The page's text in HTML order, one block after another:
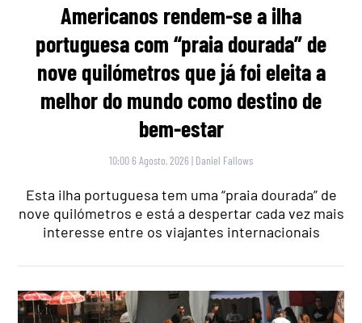
Americanos rendem-se a ilha
portuguesa com “praia dourada” de
nove quilómetros que já foi eleita a
melhor do mundo como destino de
bem-estar
10:00 6 Agosto, 2026 | Daniel Fallows
Esta ilha portuguesa tem uma “praia dourada” de
nove quilómetros e está a despertar cada vez mais
interesse entre os viajantes internacionais